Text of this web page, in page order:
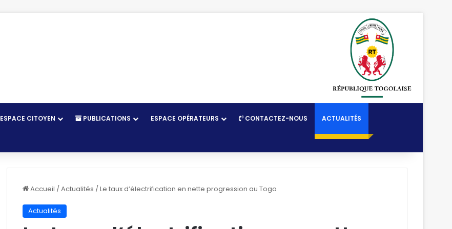
ESPACE CITOYEN PUBLICATIONS ESPACE OPÉRATEURS CONTACTEZ-NOUS ACTUALITÉS
Accueil /Actualités /Le taux d’électrification en nette progression au Togo
Actualités